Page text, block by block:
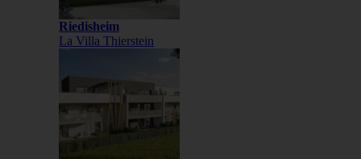
Riedisheim
La Villa Thierstein